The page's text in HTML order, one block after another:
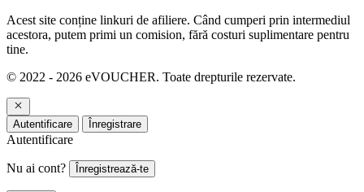
Acest site conține linkuri de afiliere. Când cumperi prin intermediul
acestora, putem primi un comision, fără costuri suplimentare pentru
tine.
© 2022 - 2026 eVOUCHER. Toate drepturile rezervate.
Autentificare Înregistrare
Autentificare
Nu ai cont? Înregistrează-te